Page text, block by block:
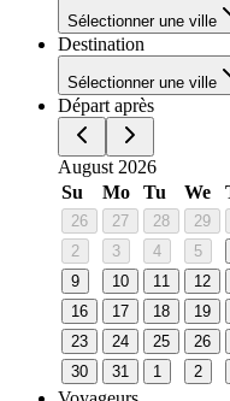
Sélectionner une ville
Destination
Sélectionner une ville
Départ après
August 2026
Su
Mo Tu We
26 27 28 29
2
3 4 5
9
10 11 12
16
17 18 19
23
24 25 26
30
31 1 2